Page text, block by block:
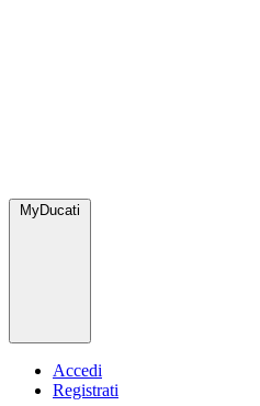
MyDucati
Accedi
Registrati